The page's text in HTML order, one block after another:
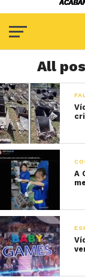
All
A